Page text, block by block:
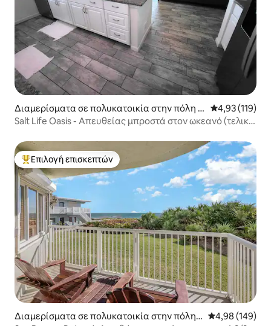
Διαμερίσματα σε πολυκατοικία στην πόλη S
atellite Beach
Μέση
4,93 (119)
Salt Life Oasis - Απευθείας μπροστά στον ωκεανό (τελική
Κορυφαία επιλογή επισκεπτών
Επιλογή επισκεπτών
Διαμερίσματα σε πολυκατοικία στην πόλη S Μέση
4,98 (149)